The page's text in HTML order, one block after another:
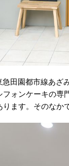
急田園都市線あ
ォンケーキの
ます。そのなか